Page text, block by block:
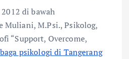
di bawah
Muliani, M.Psi., Psikolog,
“Support, Overcome,
psikologi di Tangerang